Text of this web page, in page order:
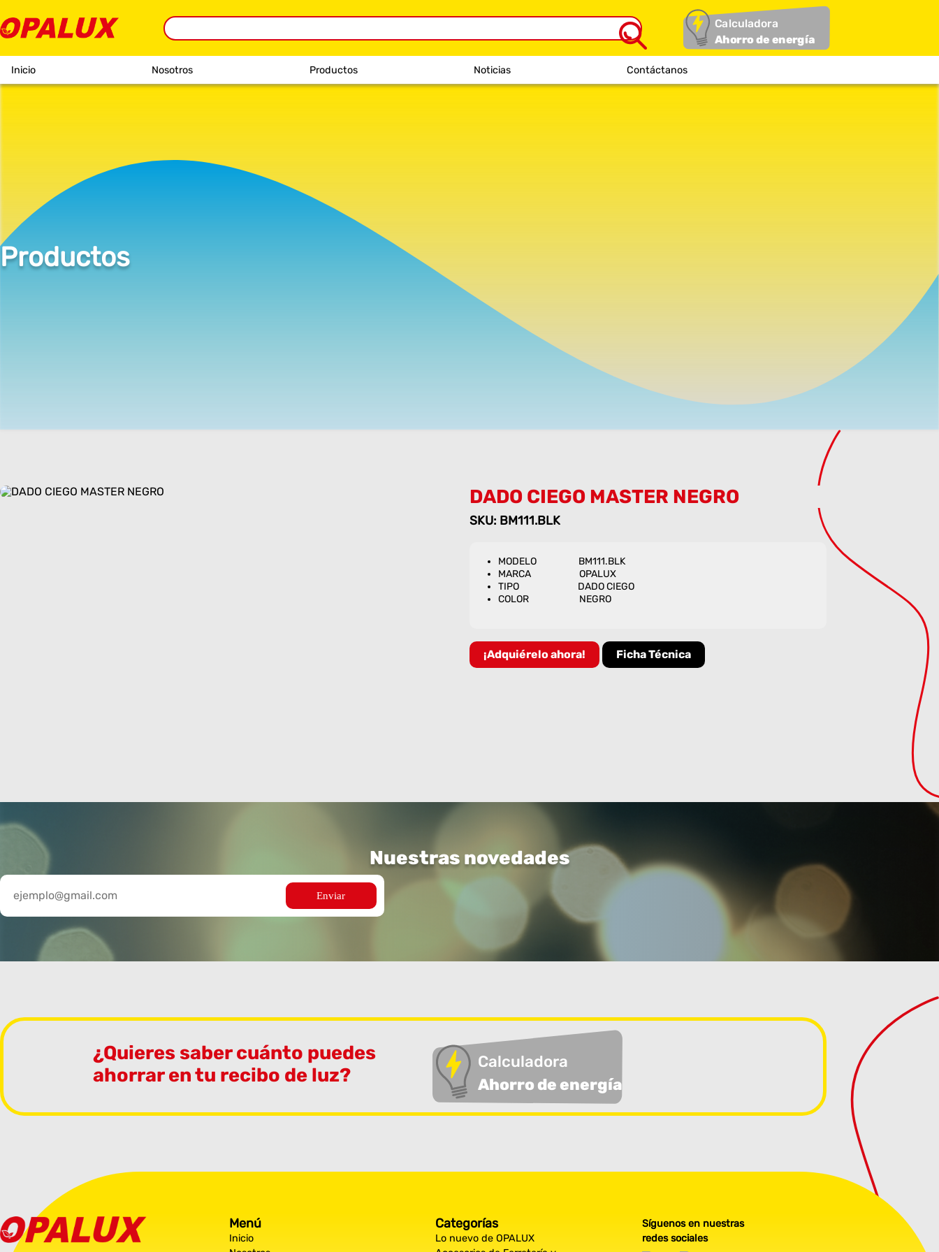
Calculadora
Ahorro de energía
Inicio Nosotros Productos Noticias Contáctanos
Productos
DADO CIEGO MASTER NEGRO
SKU: BM111.BLK
MODELO BM111.BLK
MARCA OPALUX
TIPO DADO CIEGO
COLOR NEGRO
¡Adquiérelo ahora! Ficha Técnica
Nuestras novedades
¿Quieres saber cuánto puedes
ahorrar en tu recibo de luz?
Calculadora
Ahorro de energía
Menú
Inicio
Categorías
Lo nuevo de OPALUX
Síguenos en nuestras
redes sociales